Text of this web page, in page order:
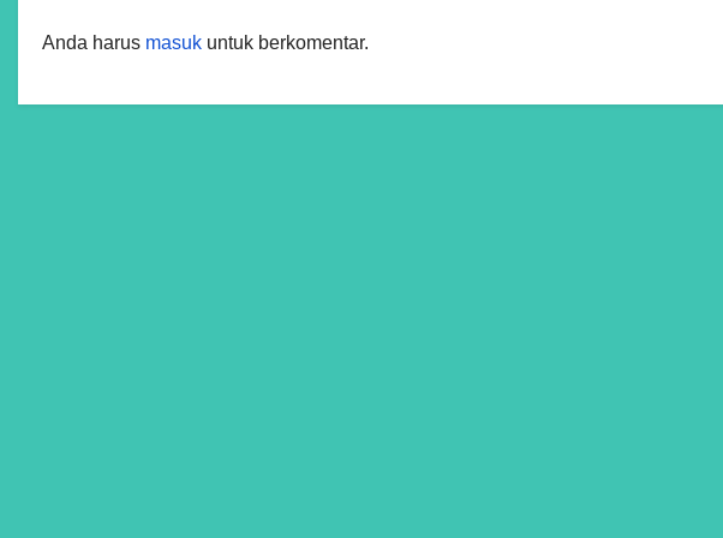
Anda harus masuk untuk berkomentar.